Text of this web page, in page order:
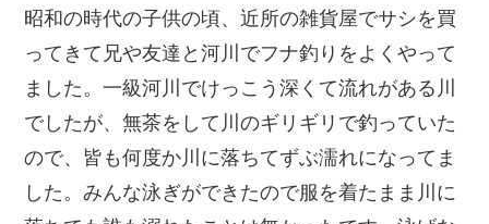
昭和の時代の子供の頃、近所の雑貨屋でサシを買
ってきて兄や友達と河川でフナ釣りをよくやって
ました。一級河川でけっこう深くて流れがある川
でしたが、無茶をして川のギリギリで釣っていた
ので、皆も何度か川に落ちてずぶ濡れになってま
した。みんな泳ぎができたので服を着たまま川に